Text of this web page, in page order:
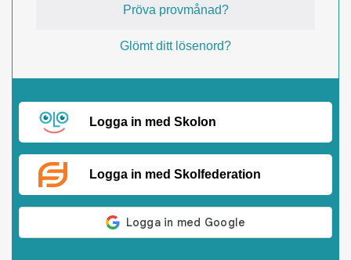
Pröva provmånad?
Glömt ditt lösenord?
Logga in med Skolon
Logga in med Skolfederation